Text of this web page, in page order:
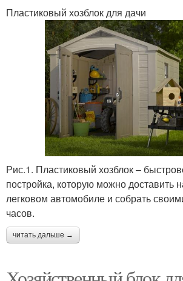
Пластиковый хозблок для дачи
Рис.1. Пластиковый хозблок –
постройка, которую можно доставить
легковом автомобиле и собрать
часов.
читать дальше →